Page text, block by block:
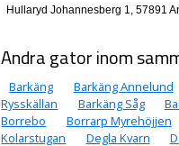
Hullaryd Johannesberg 1, 57891
Andra gator inom
Barkäng Barkäng Annelund
Rysskällan
Barkäng Såg
Borrebo
Borrarp Myrehöjjen
Kolarstugan
Degla Kvarn